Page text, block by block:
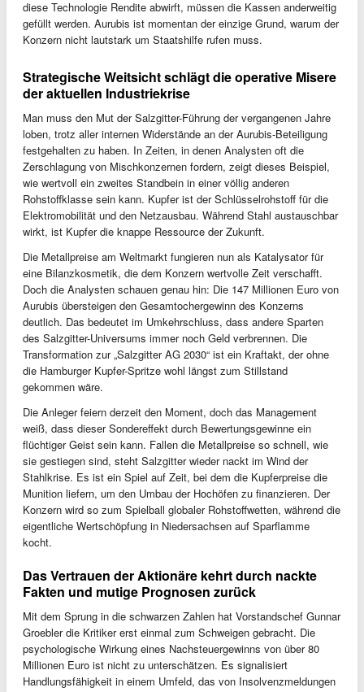
diese Technologie Rendite abwirft, müssen die Kassen anderweitig
gefüllt werden. Aurubis ist momentan der einzige Grund, warum der
Konzern nicht lautstark um Staatshilfe rufen muss.
Strategische Weitsicht schlägt die operative Misere
der aktuellen Industriekrise
Man muss den Mut der Salzgitter-Führung der vergangenen Jahre
loben, trotz aller internen Widerstände an der Aurubis-Beteiligung
festgehalten zu haben. In Zeiten, in denen Analysten oft die
Zerschlagung von Mischkonzernen fordern, zeigt dieses Beispiel,
wie wertvoll ein zweites Standbein in einer völlig anderen
Rohstoffklasse sein kann. Kupfer ist der Schlüsselrohstoff für die
Elektromobilität und den Netzausbau. Während Stahl austauschbar
wirkt, ist Kupfer die knappe Ressource der Zukunft.
Die Metallpreise am Weltmarkt fungieren nun als Katalysator für
eine Bilanzkosmetik, die dem Konzern wertvolle Zeit verschafft.
Doch die Analysten schauen genau hin: Die 147 Millionen Euro von
Aurubis übersteigen den Gesamtochergewinn des Konzerns
deutlich. Das bedeutet im Umkehrschluss, dass andere Sparten
des Salzgitter-Universums immer noch Geld verbrennen. Die
Transformation zur „Salzgitter AG 2030“ ist ein Kraftakt, der ohne
die Hamburger Kupfer-Spritze wohl längst zum Stillstand
gekommen wäre.
Die Anleger feiern derzeit den Moment, doch das Management
weiß, dass dieser Sondereffekt durch Bewertungsgewinne ein
flüchtiger Geist sein kann. Fallen die Metallpreise so schnell, wie
sie gestiegen sind, steht Salzgitter wieder nackt im Wind der
Stahlkrise. Es ist ein Spiel auf Zeit, bei dem die Kupferpreise die
Munition liefern, um den Umbau der Hochöfen zu finanzieren. Der
Konzern wird so zum Spielball globaler Rohstoffwetten, während die
eigentliche Wertschöpfung in Niedersachsen auf Sparflamme
kocht.
Das Vertrauen der Aktionäre kehrt durch nackte
Fakten und mutige Prognosen zurück
Mit dem Sprung in die schwarzen Zahlen hat Vorstandschef Gunnar
Groebler die Kritiker erst einmal zum Schweigen gebracht. Die
psychologische Wirkung eines Nachsteuergewinns von über 80
Millionen Euro ist nicht zu unterschätzen. Es signalisiert
Handlungsfähigkeit in einem Umfeld, das von Insolvenzmeldungen